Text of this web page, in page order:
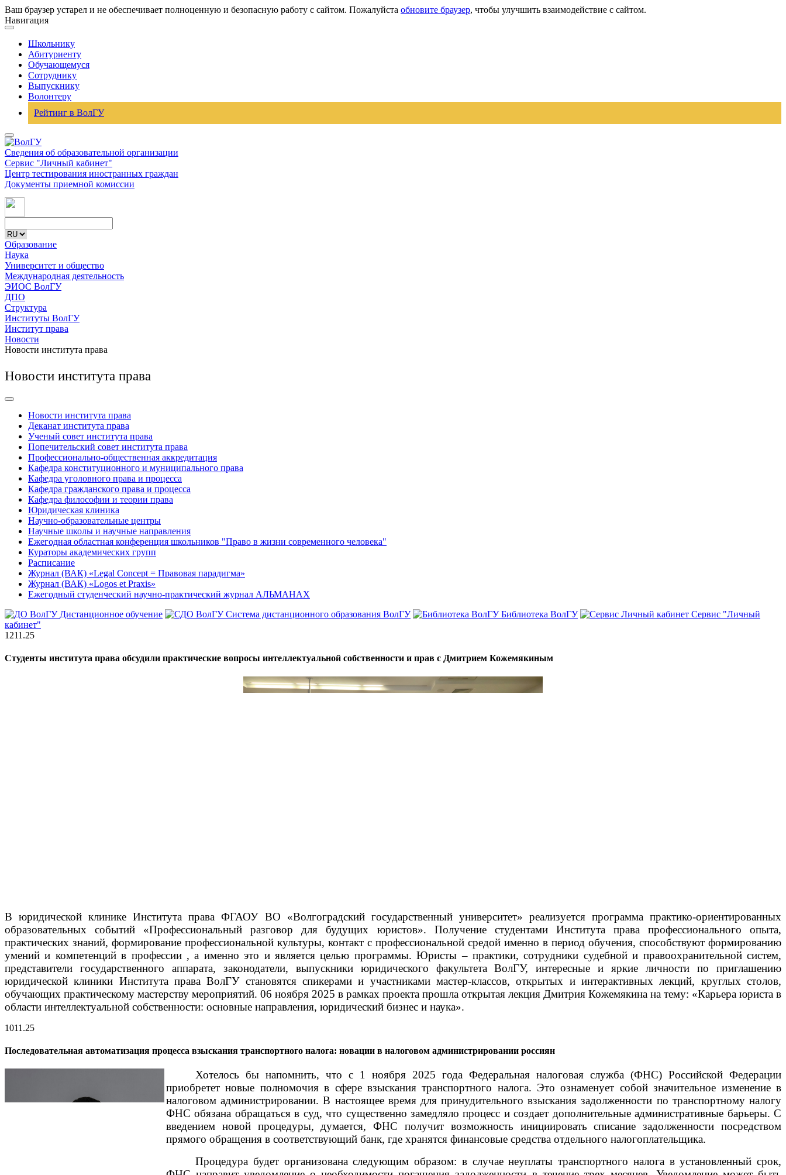
Ваш браузер устарел и не обеспечивает полноценную и безопасную работу с сайтом. Пожалуйста обновите браузер, чтобы улучшить взаимодействие с сайтом.
Навигация
Школьнику
Абитуриенту
Обучающемуся
Сотруднику
Выпускнику
Волонтеру
Рейтинг в ВолГУ
Сведения об образовательной организации
Сервис "Личный кабинет"
Центр тестирования иностранных граждан
Документы приемной комиссии
Образование
Наука
Университет и общество
Международная деятельность
ЭИОС ВолГУ
ДПО
Структура
Институты ВолГУ
Институт права
Новости
Новости института права
Новости института права
Новости института права
Деканат института права
Ученый совет института права
Попечительский совет института права
Профессионально-общественная аккредитация
Кафедра конституционного и муниципального права
Кафедра уголовного права и процесса
Кафедра гражданского права и процесса
Кафедра философии и теории права
Юридическая клиника
Научно-образовательные центры
Научные школы и научные направления
Ежегодная областная конференция школьников "Право в жизни современного человека"
Кураторы академических групп
Расписание
Журнал (ВАК) «Legal Concept = Правовая парадигма»
Журнал (ВАК) «Logos et Praxis»
Ежегодный студенческий научно-практический журнал АЛЬМАНАХ
Дистанционное обучение
Система дистанционного образования ВолГУ Библиотека ВолГУ
Сервис "Личный
кабинет"
1211.25
Студенты института права обсудили практические вопросы интеллектуальной собственности и прав с Дмитрием Кожемякиным
В юридической клинике Института права ФГАОУ ВО «Волгоградский государственный университет» реализуется программа практико-ориентированных
образовательных событий «Профессиональный разговор для будущих юристов». Получение студентами Института права профессионального опыта,
практических знаний, формирование профессиональной культуры, контакт с профессиональной средой именно в период обучения, способствуют формированию
умений и компетенций в профессии , а именно это и является целью программы.Юристы – практики, сотрудники судебной и правоохранительной систем,
представители государственного аппарата, законодатели, выпускники юридического факультета ВолГУ, интересные и яркие личности по приглашению
юридической клиники Института права ВолГУ становятся спикерами и участниками мастер-классов, открытых и интерактивных лекций, круглых столов,
обучающих практическому мастерству мероприятий. 06 ноября 2025 в рамках проекта прошла открытая лекция Дмитрия Кожемякина на тему: «Карьера юриста в
области интеллектуальной собственности: основные направления, юридический бизнес и наука».
1011.25
Последовательная автоматизация процесса взыскания транспортного налога: новации в налоговом администрировании россиян
Хотелось бы напомнить, что с 1 ноября 2025 года Федеральная налоговая служба (ФНС) Российской Федерации
приобретет новые полномочия в сфере взыскания транспортного налога. Это ознаменует собой значительное изменение в
налоговом администрировании. В настоящее время для принудительного взыскания задолженности по транспортному налогу
ФНС обязана обращаться в суд, что существенно замедляло процесс и создает дополнительные административные барьеры. С
введением новой процедуры, думается, ФНС получит возможность инициировать списание задолженности посредством
прямого обращения в соответствующий банк, где хранятся финансовые средства отдельного налогоплательщика.
Процедура будет организована следующим образом: в случае неуплаты транспортного налога в установленный срок,